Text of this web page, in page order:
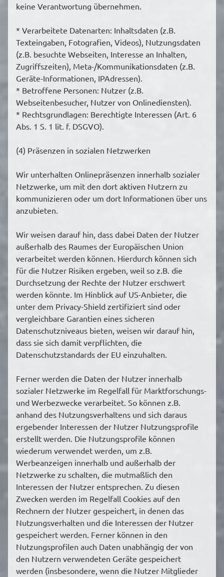
keine Verantwortung übernehmen.
* Verarbeitete Datenarten: Inhaltsdaten (z.B.
Texteingaben, Fotografien, Videos), Nutzungsdaten
(z.B. besuchte Webseiten, Interesse an Inhalten,
Zugriffszeiten), Meta-/Kommunikationsdaten (z.B.
Geräte-Informationen, IPAdressen).
* Betroffene Personen: Nutzer (z.B.
Webseitenbesucher, Nutzer von Onlinediensten).
* Rechtsgrundlagen: Berechtigte Interessen (Art. 6
Abs. 1 S. 1 lit. f. DSGVO).
(4) Präsenzen in sozialen Netzwerken
Wir unterhalten Onlinepräsenzen innerhalb sozialer
Netzwerke, um mit den dort aktiven Nutzern zu
kommunizieren oder um dort Informationen über uns
anzubieten.
Wir weisen darauf hin, dass dabei Daten der Nutzer
außerhalb des Raumes der Europäischen Union
verarbeitet werden können. Hierdurch können sich
für die Nutzer Risiken ergeben, weil so z.B. die
Durchsetzung der Rechte der Nutzer erschwert
werden könnte. Im Hinblick auf US-Anbieter, die
unter dem Privacy-Shield zertifiziert sind oder
vergleichbare Garantien eines sicheren
Datenschutzniveaus bieten, weisen wir darauf hin,
dass sie sich damit verpflichten, die
Datenschutzstandards der EU einzuhalten.
Ferner werden die Daten der Nutzer innerhalb
sozialer Netzwerke im Regelfall für Marktforschungs-
und Werbezwecke verarbeitet. So können z.B.
anhand des Nutzungsverhaltens und sich daraus
ergebender Interessen der Nutzer Nutzungsprofile
erstellt werden. Die Nutzungsprofile können
wiederum verwendet werden, um z.B.
Werbeanzeigen innerhalb und außerhalb der
Netzwerke zu schalten, die mutmaßlich den
Interessen der Nutzer entsprechen. Zu diesen
Zwecken werden im Regelfall Cookies auf den
Rechnern der Nutzer gespeichert, in denen das
Nutzungsverhalten und die Interessen der Nutzer
gespeichert werden. Ferner können in den
Nutzungsprofilen auch Daten unabhängig der von
den Nutzern verwendeten Geräte gespeichert
werden (insbesondere, wenn die Nutzer Mitglieder